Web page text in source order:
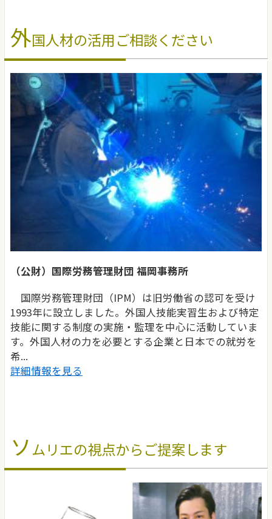
外国人材の活用ご相談ください
（公財）国際労務管理財団 福岡事務所
国際労務管理財団（IPM）は旧労働省の認可を受け
1993年に設立しました。外国人技能実習生および特定
技能に関する制度の実施・監理を中心に活動していま
す。外国人材の力を必要とする企業と日本での就労を
希...
詳細情報を見る
ソムリエの視点からご提案します